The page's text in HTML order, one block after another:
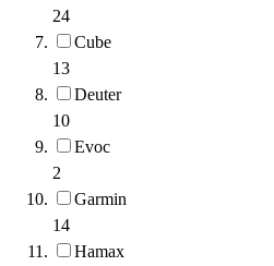
24
Cube
13
Deuter
10
Evoc
2
Garmin
14
Hamax